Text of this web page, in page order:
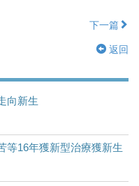
下一篇
返回
向新生
等16年獲新型治療獲新生